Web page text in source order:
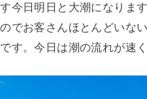
今日明日と大潮になりま
でお客さんほとんどいな
す。今日は潮の流れが速